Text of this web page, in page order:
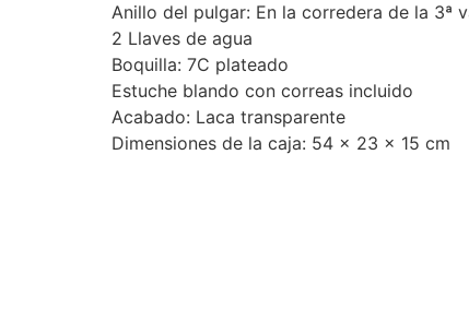
Anillo del pulgar: En la corredera de la 3ª
2 Llaves de agua
Boquilla: 7C plateado
Estuche blando con correas incluido
Acabado: Laca transparente
Dimensiones de la caja: 54 x 23 x 15 cm